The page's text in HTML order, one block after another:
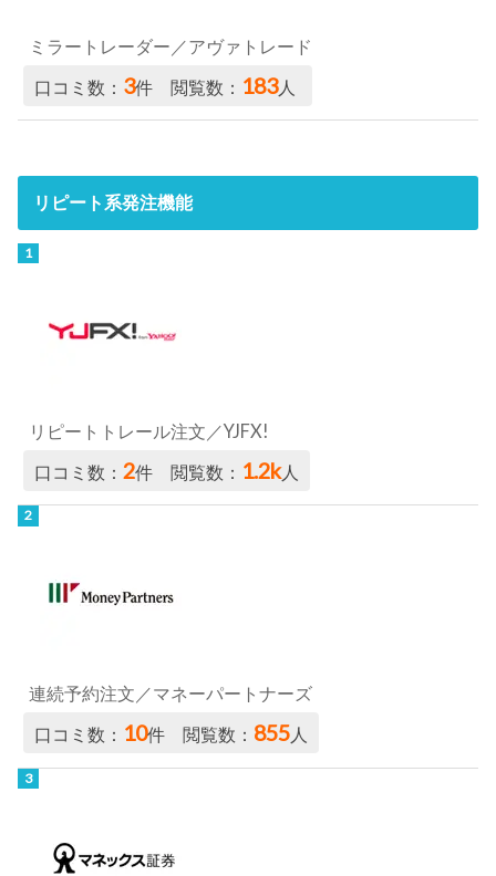
ミラートレーダー／アヴァトレード
口コミ数： 3件 閲覧数： 183人
リピート系発注機能
リピートトレール注文／YJFX!
口コミ数：2件 閲覧数： 1.2k人
連続予約注文／マネーパートナーズ
口コミ数： 10件 閲覧数： 855人